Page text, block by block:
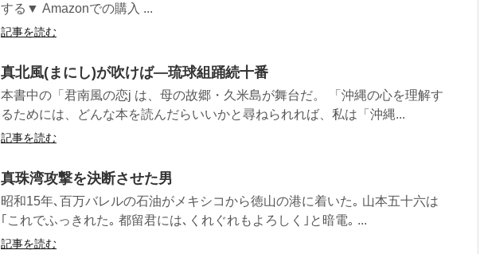
する▼ Amazonでの購入 ...
記事を読む
真北風(まにし)が吹けば―琉球組踊続十番
本書中の「君南風の恋j は、母の故郷・久米島が舞台だ。 「沖縄の心を理解す
るためには、どんな本を読んだらいいかと尋ねられれば、私は「沖縄...
記事を読む
真珠湾攻撃を決断させた男
昭和15年､百万バレルの石油がメキシコから徳山の港に着いた｡ 山本五十六は
｢これでふっきれた｡ 都留君には､くれぐれもよろしく｣と暗電｡ ...
記事を読む